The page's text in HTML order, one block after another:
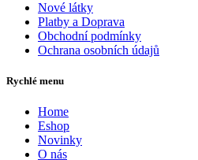
Nové látky
Platby a Doprava
Obchodní podmínky
Ochrana osobních údajů
Rychlé menu
Home
Eshop
Novinky
O nás